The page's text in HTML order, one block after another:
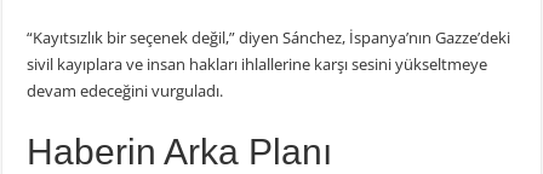
“Kayıtsızlık bir seçenek değil,” diyen Sánchez, İspanya’nın Gazze’deki
sivil kayıplara ve insan hakları ihlallerine karşı sesini yükseltmeye
devam edeceğini vurguladı.
Haberin Arka Planı